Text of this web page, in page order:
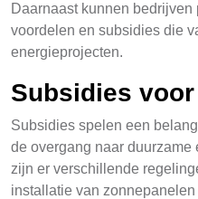
Daarnaast kunnen
voordelen en subsidies die
energieprojecten.
Subsidies
Subsidies spelen een
de overgang naar duurzame
zijn er verschillende
installatie van